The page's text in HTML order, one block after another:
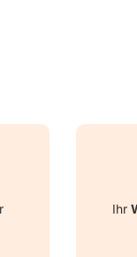
Ihr